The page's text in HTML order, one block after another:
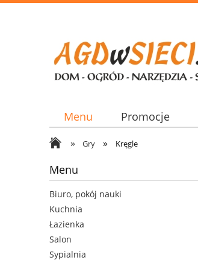
Menu Promocje
» Gry » Kręgle
Menu
Biuro, pokój nauki
Kuchnia
Łazienka
Salon
Sypialnia